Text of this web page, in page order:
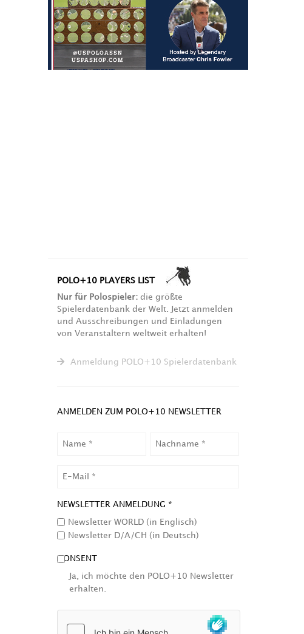
POLO+10 PLAYERS LIST
Nur für Polospieler:die größte
Spielerdatenbank der Welt. Jetzt anmelden
und Ausschreibungen und Einladungen
von Veranstaltern weltweit erhalten!
Anmeldung POLO+10 Spielerdatenbank
ANMELDEN ZUM POLO+10 NEWSLETTER
NEWSLETTER ANMELDUNG *
Newsletter WORLD (in Englisch)
Newsletter D/A/CH (in Deutsch)
CONSENT
Ja, ich möchte den POLO+10 Newsletter
erhalten.